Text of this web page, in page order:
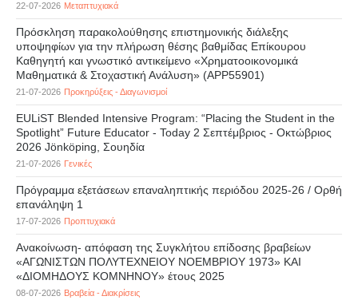
22-07-2026 Μεταπτυχιακά
Πρόσκληση παρακολούθησης επιστημονικής διάλεξης
υποψηφίων για την πλήρωση θέσης βαθμίδας Επίκουρου
Καθηγητή και γνωστικό αντικείμενο «Χρηματοοικονομικά
Μαθηματικά & Στοχαστική Ανάλυση» (APP55901)
21-07-2026 Προκηρύξεις - Διαγωνισμοί
EULiST Blended Intensive Program: “Placing the Student in the
Spotlight” Future Educator - Today 2 Σεπτέμβριος - Οκτώβριος
2026 Jönköping, Σουηδία
21-07-2026 Γενικές
Πρόγραμμα εξετάσεων επαναληπτικής περιόδου 2025-26 / Ορθή
επανάληψη 1
17-07-2026 Προπτυχιακά
Ανακοίνωση- απόφαση της Συγκλήτου επίδοσης βραβείων
«ΑΓΩΝΙΣΤΩΝ ΠΟΛΥΤΕΧΝΕΙΟΥ ΝΟΕΜΒΡΙΟΥ 1973» ΚΑΙ
«ΔΙΟΜΗΔΟΥΣ ΚΟΜΝΗΝΟΥ» έτους 2025
08-07-2026 Βραβεία - Διακρίσεις